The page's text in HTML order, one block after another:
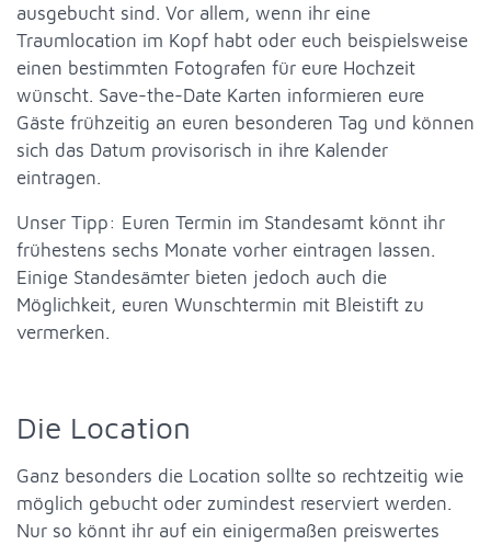
ausgebucht sind. Vor allem, wenn ihr eine
Traumlocation im Kopf habt oder euch beispielsweise
einen bestimmten Fotografen für eure Hochzeit
wünscht. Save-the-Date Karten informieren eure
Gäste frühzeitig an euren besonderen Tag und können
sich das Datum provisorisch in ihre Kalender
eintragen.
Unser Tipp: Euren Termin im Standesamt könnt ihr
frühestens sechs Monate vorher eintragen lassen.
Einige Standesämter bieten jedoch auch die
Möglichkeit, euren Wunschtermin mit Bleistift zu
vermerken.
Die Location
Ganz besonders die Location sollte so rechtzeitig wie
möglich gebucht oder zumindest reserviert werden.
Nur so könnt ihr auf ein einigermaßen preiswertes